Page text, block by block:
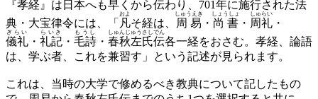
『孝経』は日本へも早くから伝わり、701年に施行された法
典・大宝律令には、「 凡
およ
そ経は、 周易
しゅうえき
・ 尚書
しょうしょ
・ 周礼
しゅらい
・
儀礼
ぎらい
・ 礼記
らいき
・ 毛詩
もうし
・ 春秋左氏伝
しゅんじゅうさしでん
各一経をおさむ。孝経、論語
は、学ぶ者、これを兼習す」という記述が見られます。
これは、当時の大学で修めるべき教典について記したもの